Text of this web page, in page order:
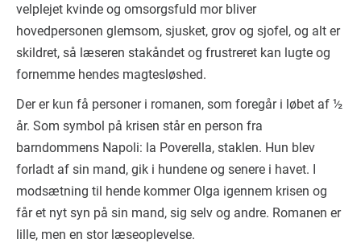
velplejet kvinde og omsorgsfuld mor bliver
hovedpersonen glemsom, sjusket, grov og sjofel, og alt er
skildret, så læseren stakåndet og frustreret kan lugte og
fornemme hendes magtesløshed.
Der er kun få personer i romanen, som foregår i løbet af ½
år. Som symbol på krisen står en person fra
barndommens Napoli: la Poverella, staklen. Hun blev
forladt af sin mand, gik i hundene og senere i havet. I
modsætning til hende kommer Olga igennem krisen og
får et nyt syn på sin mand, sig selv og andre. Romanen er
lille, men en stor læseoplevelse.